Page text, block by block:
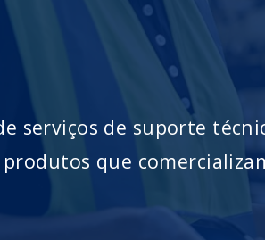
serviços de suporte
que